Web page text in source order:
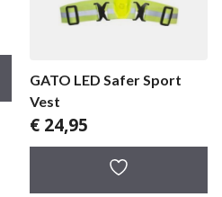
GATO LED Safer Sport
Vest
€ 24,95